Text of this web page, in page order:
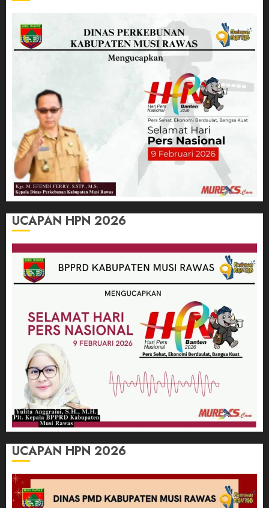
UCAPAN HPN 2026
UCAPAN HPN 2026